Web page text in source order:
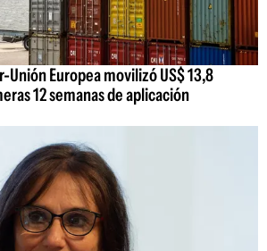
Unión Europea movilizó US$ 13,8
12 semanas de aplicación